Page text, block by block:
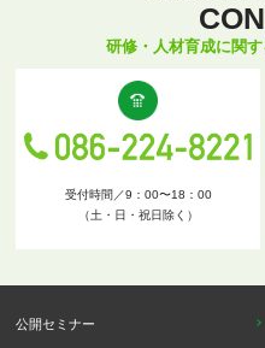
研修・人材育成に関
受付時間／9：00〜18：00
（土・日・祝日除く）
公開セミナー